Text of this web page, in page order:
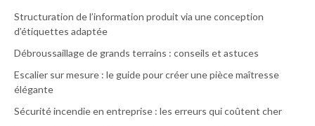
Structuration de l’information produit via une conception
d’étiquettes adaptée
Débroussaillage de grands terrains : conseils et astuces
Escalier sur mesure : le guide pour créer une pièce maîtresse
élégante
Sécurité incendie en entreprise : les erreurs qui coûtent cher